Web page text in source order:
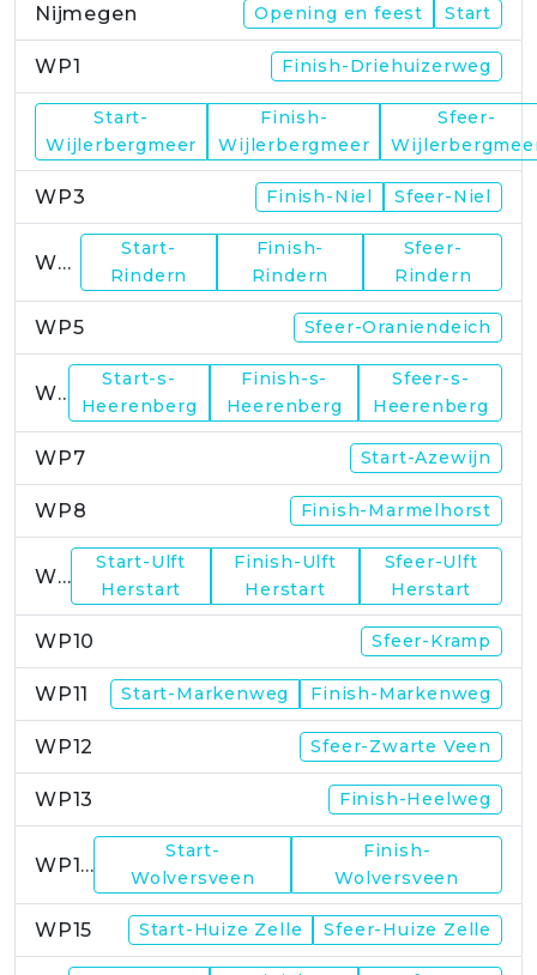
Nijmegen Opening en feest Start
WP1 Finish-Driehuizerweg
Start-
Wijlerbergmeer
Finish-
Wijlerbergmeer
Sfeer-
WP3 Finish-Niel Sfeer-Niel
WP4
Start-
Rindern
Finish-
Rindern
Sfeer-
Rindern
WP5 Sfeer-Oraniendeich
WP6
Start-s-
Heerenberg
Finish-s-
Heerenberg
Sfeer-s-
Heerenberg
WP7 Start-Azewijn
WP8 Finish-Marmelhorst
WP9
Start-Ulft
Herstart
Finish-Ulft
Herstart
Sfeer-Ulft
Herstart
WP10 Sfeer-Kramp
WP11 Start-Markenweg Finish-Markenweg
WP12 Sfeer-Zwarte Veen
WP13 Finish-Heelweg
WP14
Start-
Wolversveen
Finish-
Wolversveen
WP15 Start-Huize Zelle Sfeer-Huize Zelle